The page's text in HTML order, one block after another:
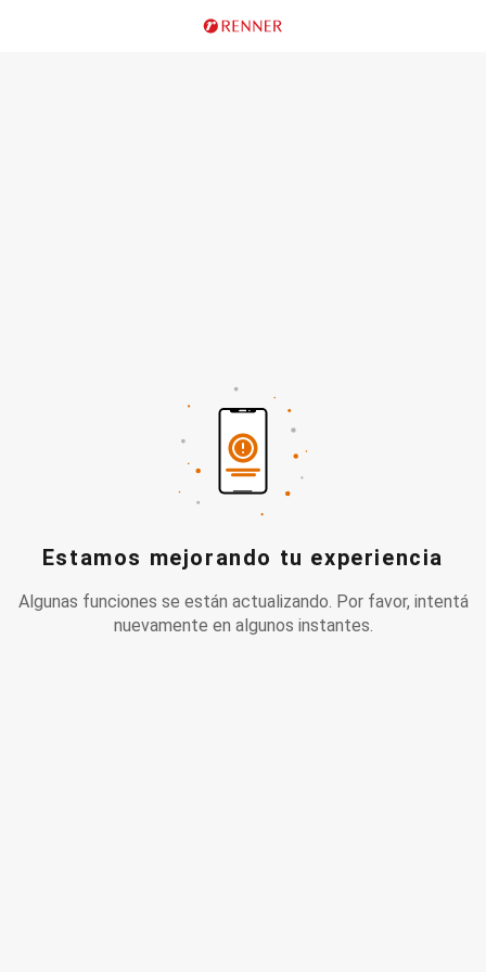
Estamos mejorando tu experiencia
Algunas funciones se están actualizando. Por favor, intentá
nuevamente en algunos instantes.